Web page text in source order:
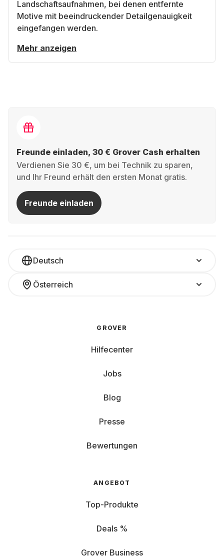
Landschaftsaufnahmen, bei denen entfernte
Motive mit beeindruckender Detailgenauigkeit
eingefangen werden.
Mehr anzeigen
Freunde einladen, 30 € Grover Cash erhalten
Verdienen Sie 30 €, um bei Technik zu sparen,
und Ihr Freund erhält den ersten Monat gratis.
Freunde einladen
Deutsch
Österreich
GROVER
Hilfecenter
Jobs
Blog
Presse
Bewertungen
ANGEBOT
Top-Produkte
Deals %
Grover Business